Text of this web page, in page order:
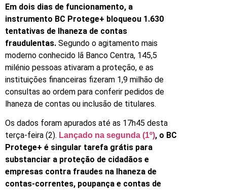
Em dois dias de funcionamento, a
instrumento BC Protege+ bloqueou 1.630
tentativas de lhaneza de contas
fraudulentas. Segundo o agitamento mais
moderno conhecido lã Banco Centra, 145,5
milénio pessoas ativaram a proteção, e as
instituições financeiras fizeram 1,9 milhão de
consultas ao ordem para conferir pedidos de
lhaneza de contas ou inclusão de titulares.
Os dados foram apurados até as 17h45 desta
terça-feira (2). Lançado na segunda (1º), o BC
Protege+ é singular tarefa grátis para
substanciar a proteção de cidadãos e
empresas contra fraudes na lhaneza de
contas-correntes, poupança e contas de